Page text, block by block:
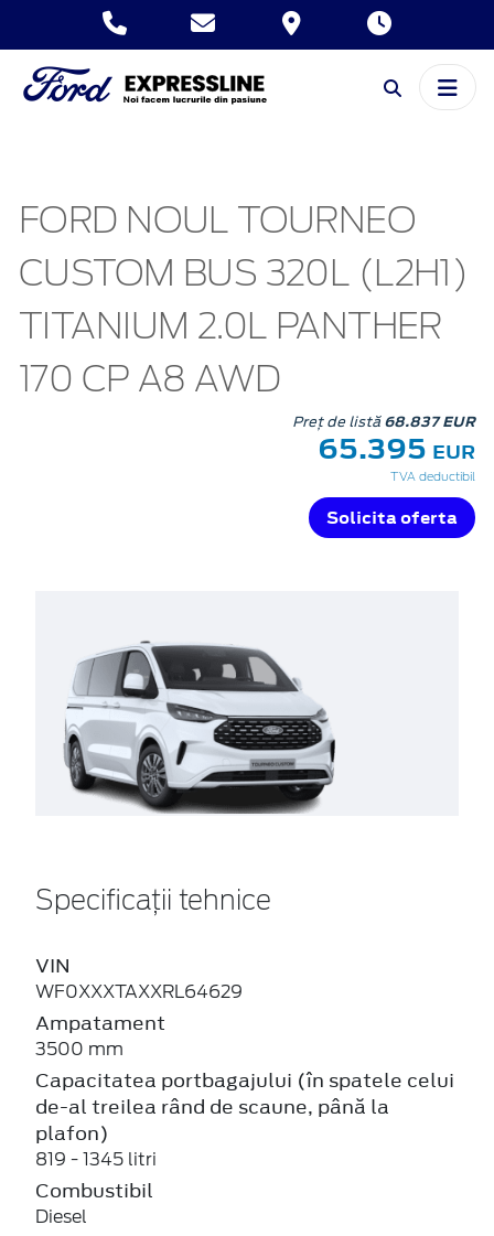
FORD NOUL TOURNEO
CUSTOM BUS 320L (L2H1)
TITANIUM 2.0L PANTHER
170 CP A8 AWD
Preț de listă68.837 EUR
65.395 EUR
TVA deductibil
Solicita oferta
Specificații tehnice
VIN
WF0XXXTAXXRL64629
Ampatament
3500 mm
Capacitatea portbagajului (în spatele celui
de-al treilea rând de scaune, până la
plafon)
819 - 1345 litri
Combustibil
Diesel